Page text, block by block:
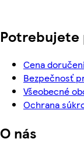
Potrebujete
Cena
Bezpečnosť
Všeobecné
Ochrana
O nás